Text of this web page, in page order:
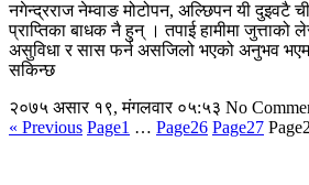
नगेन्द्रराज नेम्वाङ मोटोपन, अल्छिपन यी दुइवटै
प्राप्तिका बाधक नै हुन् । तपाई हामीमा जुत्ताको
असुविधा र सास फर्न असजिलो भएको अनुभव
सकिन्छ
२०७५ असार १९, मंगलवार ०५:५३ No
« Previous Page1 … Page26 Page27 Page